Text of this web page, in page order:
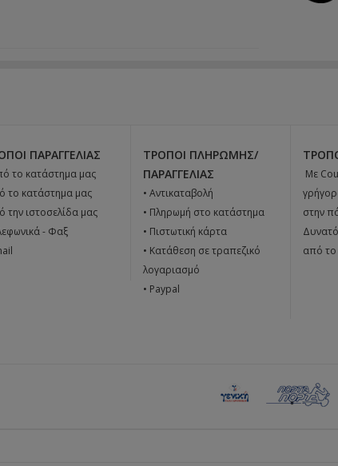
ΠΑΡΑΓΓΕΛΊΑΣ
το κατάστημα μας
το κατάστημα μας
την ιστοσελίδα μας
- Φαξ
ΤΡΌΠΟΙ ΠΛΗΡΩΜΉΣ/
ΠΑΡΑΓΓΕΛΊΑΣ
• Αντικαταβολή
• Πληρωμή στο κατάστημα
• Πιστωτική κάρτα
• Κατάθεση σε τραπεζικό
λογαριασμό
• Paypal
 Με
στην
από το